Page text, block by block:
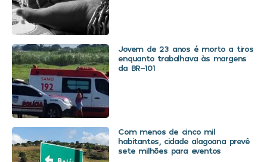
Jovem de 23 anos é morto a tiros
enquanto trabalhava às margens
da BR-101
Com menos de cinco mil
habitantes, cidade alagoana prevê
sete milhões para eventos